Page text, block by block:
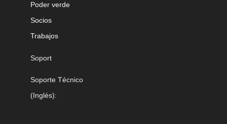
Poder verde
Socios
Trabajos
Soport
Soporte Técnico
(Inglés):